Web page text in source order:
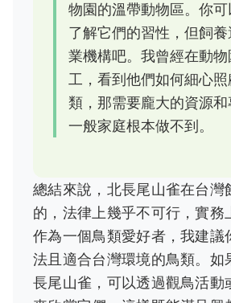
物園的溫帶動物區。你可
了解它們的習性，但飼
業機構吧。我曾經在動
工，看到他們如何細心照
類，那需要龐大的資源和
一般家庭根本做不到。
總結來說，北長尾山雀在台灣
的，法律上幾乎不可行，實務
作為一個鳥類愛好者，我建議
法且適合台灣環境的鳥類。如
長尾山雀，可以透過觀鳥活動